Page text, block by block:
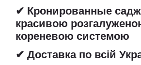
✔ Кронированные
красивою
кореневою системою
✔ Доставка по всій